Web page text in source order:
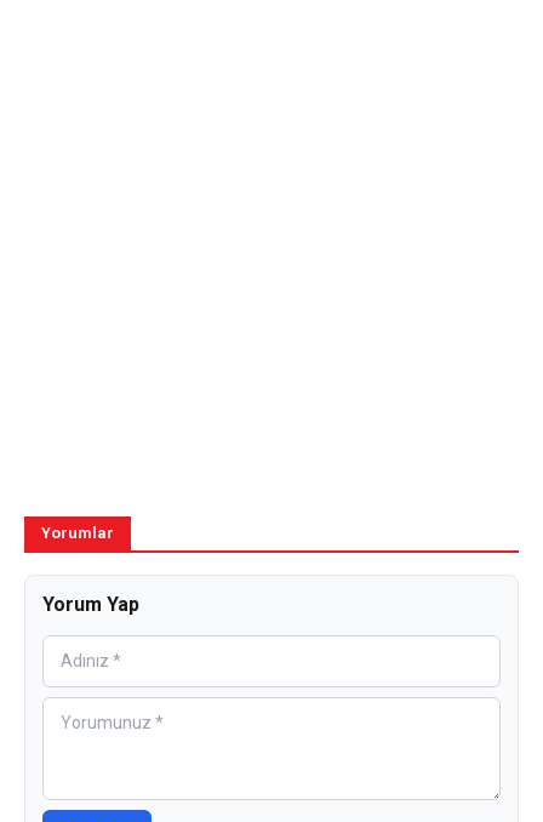
Yorumlar
Yorum Yap